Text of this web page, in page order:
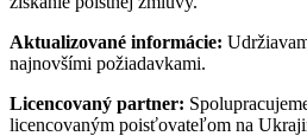
Aktualizované informácie:
najnovšími požiadavkami.
Licencovaný partner:
licencovaným poisťovateľom na